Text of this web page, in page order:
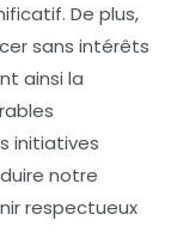
De plus,
sans intérêts
ainsi la
initiatives
notre
respectueux